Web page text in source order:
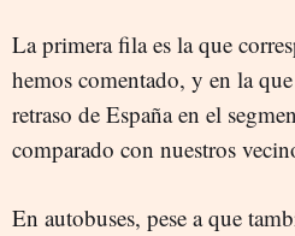
La primera fila es la que
hemos comentado, y en la
retraso de España en el
comparado con nuestros
En autobuses, pese a que